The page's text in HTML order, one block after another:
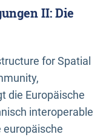
II: Die
for Spatial
die Europäische
interoperable